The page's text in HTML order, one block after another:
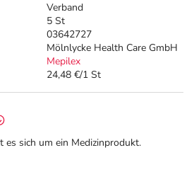
Verband
5 St
03642727
Mölnlycke Health Care GmbH
Mepilex
24,48 €/1 St
es sich um ein Medizinprodukt.